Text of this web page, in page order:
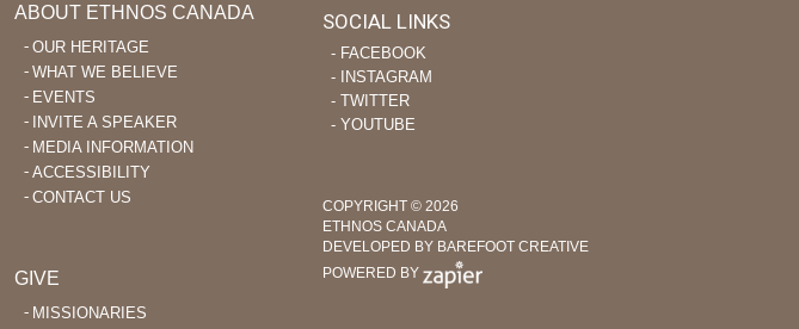
Chappell
des
ouvriers
ABOUT ETHNOS CANADA
OUR HERITAGE
WHAT WE BELIEVE
EVENTS
INVITE A SPEAKER
MEDIA INFORMATION
ACCESSIBILITY
CONTACT US
GIVE
MISSIONARIES
SOCIAL LINKS
‐ FACEBOOK
‐ INSTAGRAM
‐ TWITTER
‐ YOUTUBE
COPYRIGHT © 2026
ETHNOS CANADA
DEVELOPED BY BAREFOOT CREATIVE
POWERED BY